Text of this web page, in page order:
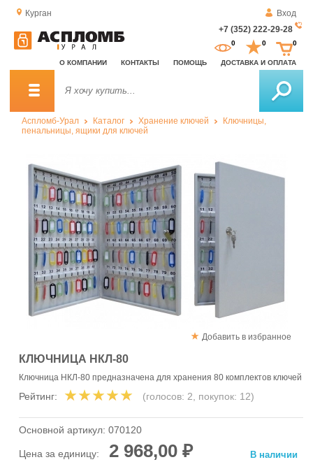
Курган
Вход
+7 (352) 222-29-28
О КОМПАНИИ КОНТАКТЫ ПОМОЩЬ ДОСТАВКА И ОПЛАТА
0 0 0
Аспломб-Урал Каталог Хранение ключей
Ключницы,
пенальницы, ящики для ключей
Добавить в избранное
КЛЮЧНИЦА НКЛ-80
Ключница НКЛ-80 предназначена для хранения 80 комплектов ключей
Рейтинг: (голосов: 2, покупок: 12)
Основной артикул: 070120
Цена за единицу: 2 968,00 ₽ В наличии